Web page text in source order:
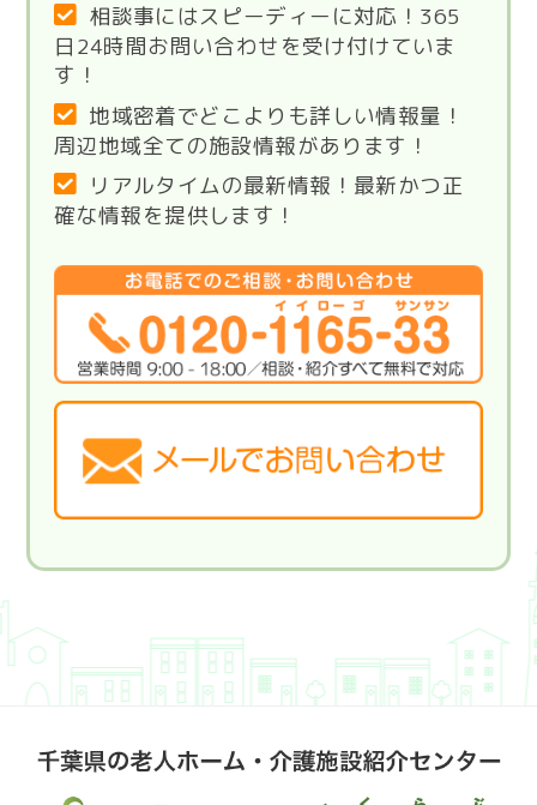
相談事にはスピーディーに対応！365
日24時間お問い合わせを受け付けていま
す！
地域密着でどこよりも詳しい情報量！
周辺地域全ての施設情報があります！
リアルタイムの最新情報！最新かつ正
確な情報を提供します！